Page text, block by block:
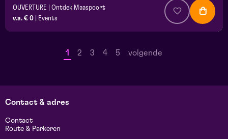
OUVERTURE | Ontdek Maaspoort
v.a. € 0
Events
1 2 3 4 5 volgende
Contact & adres
Contact
Route & Parkeren